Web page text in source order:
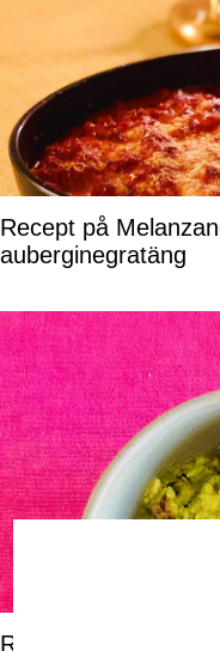
Recept på
auberginegratäng
Recept på min